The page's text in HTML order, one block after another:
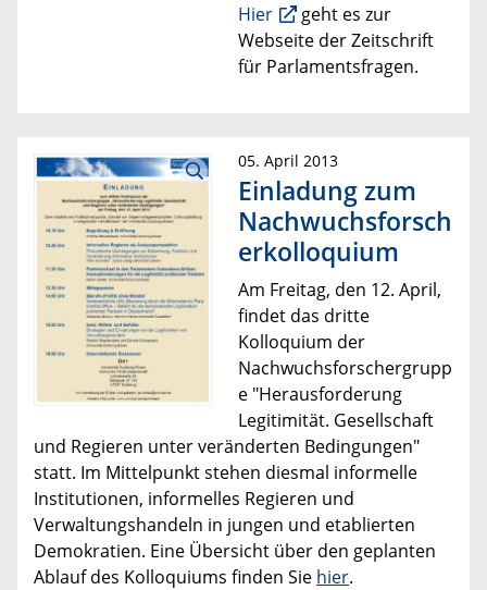
Hier
geht es zur
Webseite derZeitschrift
für Parlamentsfragen.
05. April 2013
Einladung zum
Nachwuchsforsch
erkolloquium
Am Freitag, den 12. April,
findet das dritte
Kolloquium der
Nachwuchsforschergrupp
e "Herausforderung
Legitimität. Gesellschaft
und Regieren unter veränderten Bedingungen"
statt. Im Mittelpunkt stehen diesmal informelle
Institutionen, informelles Regieren und
Verwaltungshandeln in jungen und etablierten
Demokratien. Eine Übersicht über den geplanten
Ablauf des Kolloquiums finden Sie hier.